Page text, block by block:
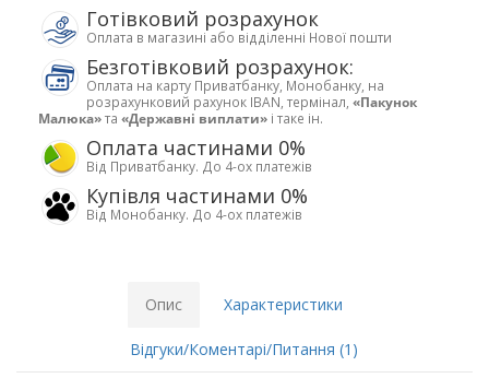
Готівковий розрахунок
Оплата в магазині або відділенні Нової пошти
Безготівковий розрахунок:
Оплата на карту Приватбанку, Монобанку, на
розрахунковий рахунок IBAN, термінал, «Пакунок
Малюка»та «Державні виплати» і таке ін.
Оплата частинами 0%
Від Приватбанку. До 4-ох платежів
Купівля частинами 0%
Від Монобанку. До 4-ох платежів
Опис Характеристики
Відгуки/Коментарі/Питання (1)